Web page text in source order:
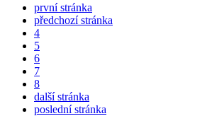
první stránka
předchozí stránka
4
5
6
7
8
další stránka
poslední stránka